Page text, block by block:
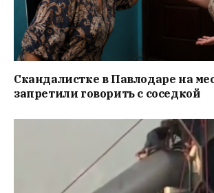
Скандалистке в Павлодаре на
запретили говорить с соседкой